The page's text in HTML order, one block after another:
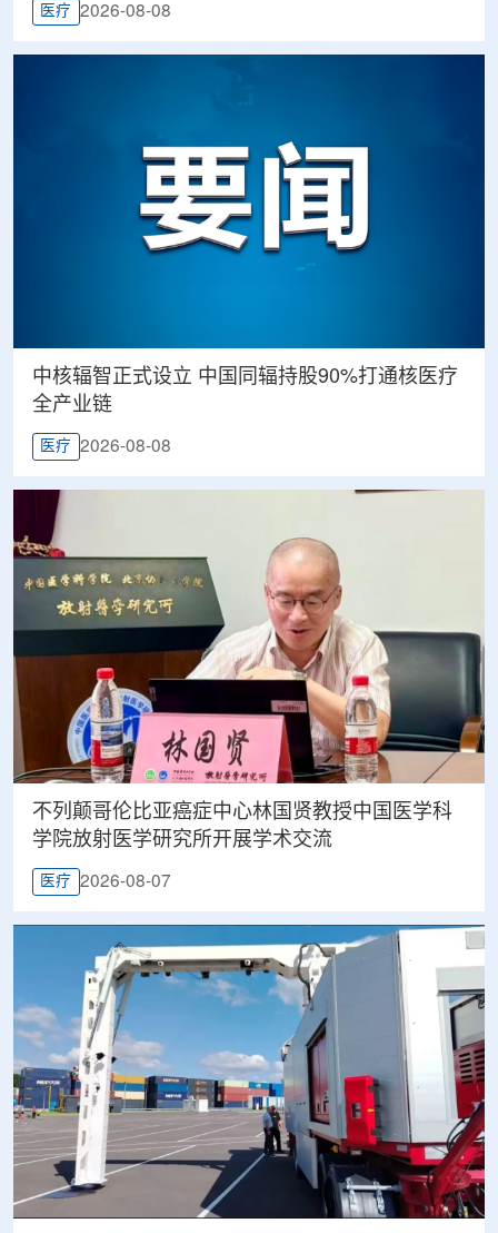
医疗 2026-08-08
中核辐智正式设立 中国同辐持股90%打通核医疗
全产业链
医疗 2026-08-08
不列颠哥伦比亚癌症中心林国贤教授中国医学科
学院放射医学研究所开展学术交流
医疗 2026-08-07